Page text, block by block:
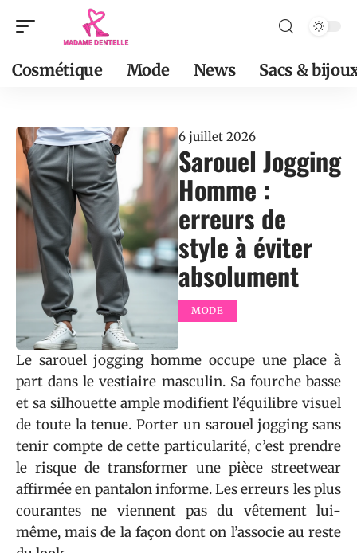
Cosmétique Mode News Sacs &
6 juillet 2026
Sarouel Jogging
Homme :
erreurs de
style à éviter
absolument
MODE
Le sarouel jogging homme occupe une place à
part dans le vestiaire masculin. Sa fourche basse
et sa silhouette ample modifient l’équilibre visuel
de toute la tenue. Porter un sarouel jogging sans
tenir compte de cette particularité, c’est prendre
le risque de transformer une pièce streetwear
affirmée en pantalon informe. Les erreurs les plus
courantes ne viennent pas du vêtement lui-
même, mais de la façon dont on l’associe au reste